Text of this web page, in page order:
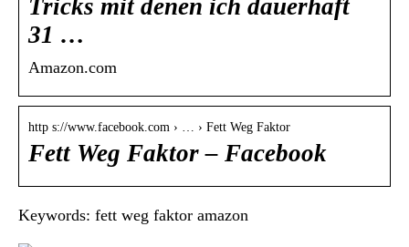
Tricks mit denen ich dauerhaft
31 …
Amazon.com
http s://www.facebook.com › … › Fett Weg Faktor
Fett Weg Faktor – Facebook
Keywords: fett weg faktor amazon